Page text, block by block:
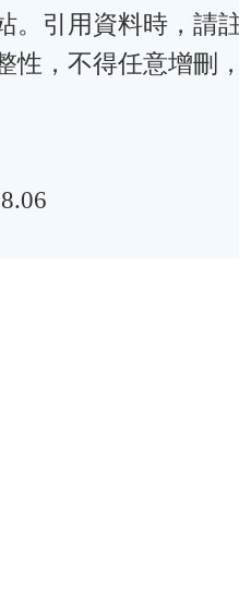
。引用資料時，請
性，不得任意增刪